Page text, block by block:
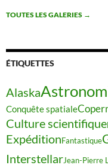
TOUTES LES GALERIES →
ÉTIQUETTES
Alaska
Conquête spatiale
Culture scientifique
ExpéditionFantastique
InterstellarJean-Pierre